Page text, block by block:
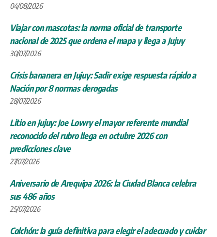
04/08/2026
Viajar con mascotas: la norma oficial de transporte
nacional de 2025 que ordena el mapa y llega a Jujuy
30/07/2026
Crisis bananera en Jujuy: Sadir exige respuesta rápido a
Nación por 8 normas derogadas
28/07/2026
Litio en Jujuy: Joe Lowry el mayor referente mundial
reconocido del rubro llega en octubre 2026 con
predicciones clave
27/07/2026
Aniversario de Arequipa 2026: la Ciudad Blanca celebra
sus 486 años
25/07/2026
Colchón: la guía definitiva para elegir el adecuado y cuidar